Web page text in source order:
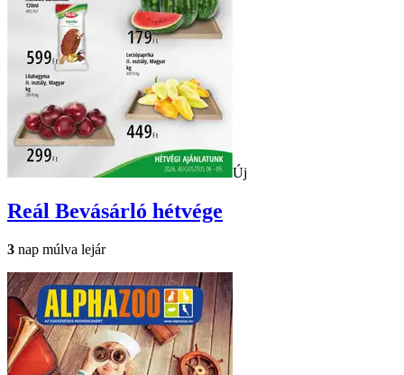
Új
Reál Bevásárló hétvége
3 nap múlva lejár